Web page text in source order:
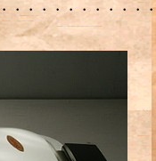
・・・・・・・・・